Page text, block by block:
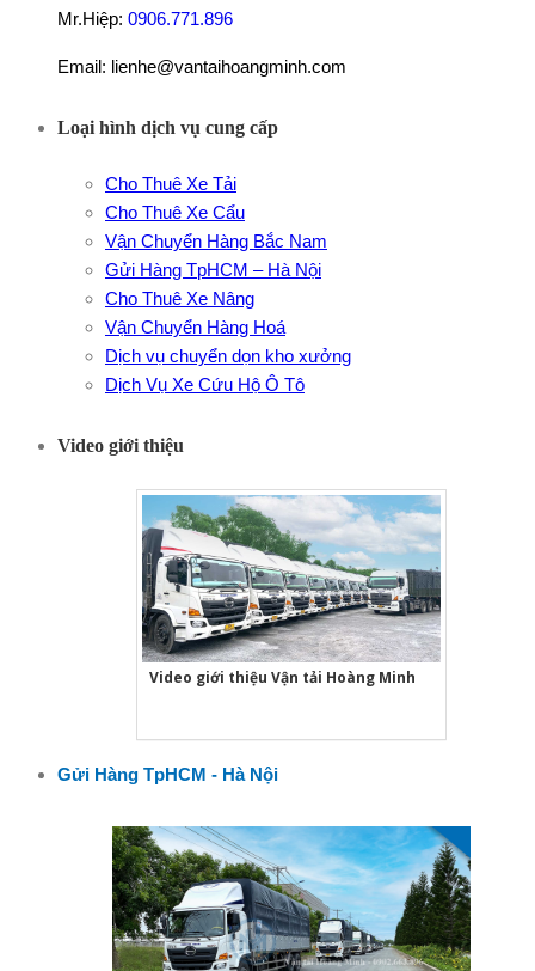
Mr.Hiệp: 0906.771.896
Email: lienhe@vantaihoangminh.com
Loại hình dịch vụ cung cấp
Cho Thuê Xe Tải
Cho Thuê Xe Cẩu
Vận Chuyển Hàng Bắc Nam
Gửi Hàng TpHCM – Hà Nội
Cho Thuê Xe Nâng
Vận Chuyển Hàng Hoá
Dịch vụ chuyển dọn kho xưởng
Dịch Vụ Xe Cứu Hộ Ô Tô
Video giới thiệu
Video giới thiệu Vận tải Hoàng Minh
Gửi Hàng TpHCM - Hà Nội